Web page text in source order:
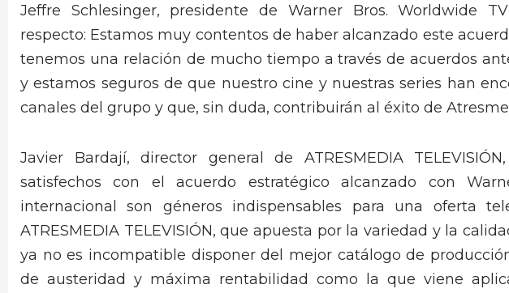
Jeffre Schlesinger, presidente de Warner Bros. Worldwide
respecto: Estamos muy contentos de haber alcanzado este
tenemos una relación de mucho tiempo a través de acuerdos
y estamos seguros de que nuestro cine y nuestras series han
canales del grupo y que, sin duda, contribuirán al éxito de
Javier Bardají, director general de ATRESMEDIA
satisfechos con el acuerdo estratégico alcanzado con
internacional son géneros indispensables para una oferta
ATRESMEDIA TELEVISIÓN, que apuesta por la variedad y la
ya no es incompatible disponer del mejor catálogo de
de austeridad y máxima rentabilidad como la que viene